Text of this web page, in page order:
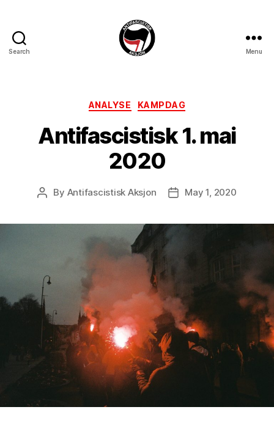
Search Menu
Categories
ANALYSE KAMPDAG
Antifascistisk 1. mai
2020
Post
By Antifascistisk Aksjon
PostMay 1, 2020